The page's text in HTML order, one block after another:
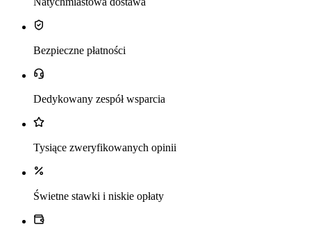
Bezpieczne płatności
Dedykowany zespół wsparcia
Tysiące zweryfikowanych opinii
Świetne stawki i niskie opłaty